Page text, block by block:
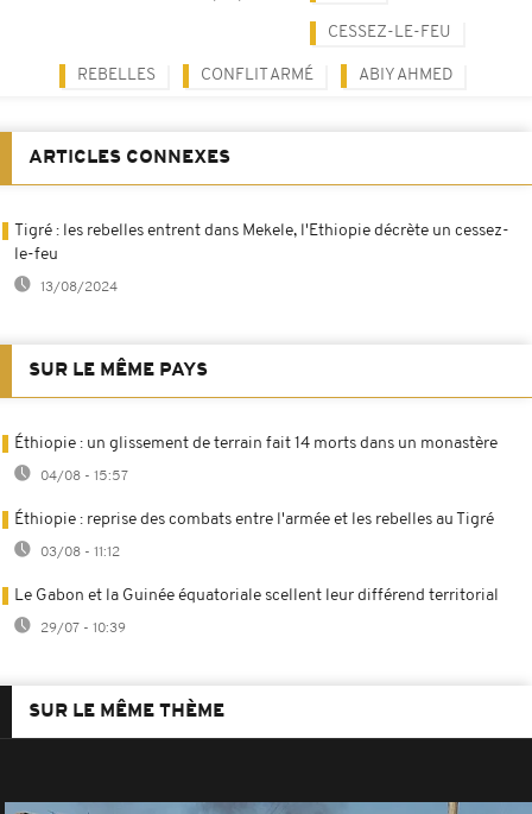
CESSEZ-LE-FEU
REBELLES CONFLIT ARMÉ ABIY AHMED
ARTICLES CONNEXES
Tigré : les rebelles entrent dans Mekele, l'Ethiopie décrète un cessez-
le-feu
13/08/2024
SUR LE MÊME PAYS
Éthiopie : un glissement de terrain fait 14 morts dans un monastère
04/08 - 15:57
Éthiopie : reprise des combats entre l'armée et les rebelles au Tigré
03/08 - 11:12
Le Gabon et la Guinée équatoriale scellent leur différend territorial
29/07 - 10:39
SUR LE MÊME THÈME